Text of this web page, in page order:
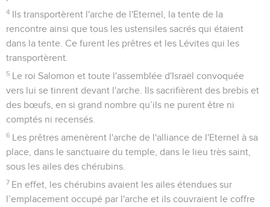
4 Ils transportèrent l'arche de l'Eternel, la tente de la
rencontre ainsi que tous les ustensiles sacrés qui étaient
dans la tente. Ce furent les prêtres et les Lévites qui les
transportèrent.
5 Le roi Salomon et toute l'assemblée d'Israël convoquée
vers lui se tinrent devant l'arche. Ils sacrifièrent des brebis et
des bœufs, en si grand nombre qu’ils ne purent être ni
comptés ni recensés.
6 Les prêtres amenèrent l'arche de l'alliance de l'Eternel à sa
place, dans le sanctuaire du temple, dans le lieu très saint,
sous les ailes des chérubins.
7 En effet, les chérubins avaient les ailes étendues sur
l’emplacement occupé par l'arche et ils couvraient le coffre